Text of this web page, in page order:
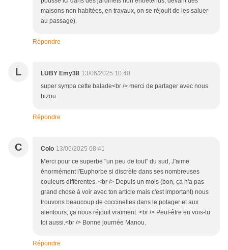
maisons non habitées, en travaux, on se réjouit de les saluer
au passage).
Répondre
L LUBY Emy38 13/06/2025 10:40
super sympa cette balade<br /> merci de partager avec nous
bizou
Répondre
C Colo 13/06/2025 08:41
Merci pour ce superbe "un peu de tout" du sud, J'aime
énormément l'Euphorbe si discrète dans ses nombreuses
couleurs différentes. <br /> Depuis un mois (bon, ça n'a pas
grand chose à voir avec ton article mais c'est important) nous
trouvons beaucoup de coccinelles dans le potager et aux
alentours, ça nous réjouit vraiment. <br /> Peut-être en vois-tu
toi aussi.<br /> Bonne journée Manou.
Répondre